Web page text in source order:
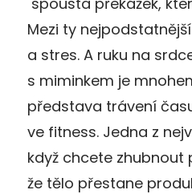
Mezi ty
a stres. A ruku na
s miminkem je
představa trávení
ve fitness. Jedna z
když chcete zhubnout
že tělo přestane